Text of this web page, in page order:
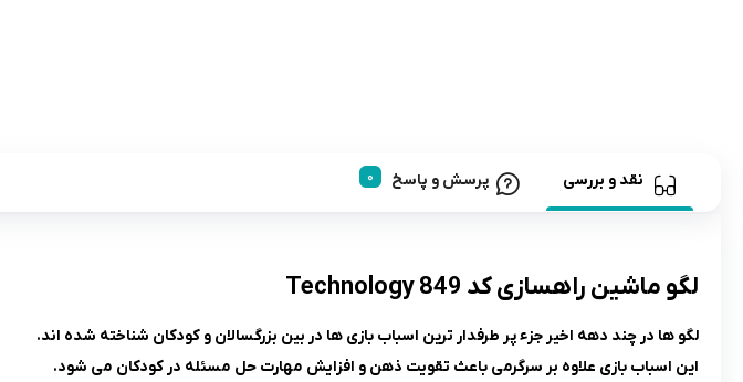
نقد و بررسی پرسش و پاسخ
لگو ماشین راهسازی کد 849 Technology
لگو ها در چند دهه اخیر جزء پر طرفدار ترین اسباب بازی ها در بین بزرگسالان و کودکان شناخته شده اند.
این اسباب بازی علاوه بر سرگرمی باعث تقویت ذهن و افزایش مهارت حل مسئله در کودکان می شود.